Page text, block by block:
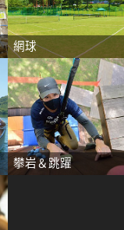
網球
攀岩＆跳躍